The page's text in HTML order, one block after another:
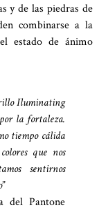
y de las piedras de
combinarse a la
estado de ánimo
Iluminating
la fortaleza.
tiempo cálida
que nos
sentirnos
”
del Pantone